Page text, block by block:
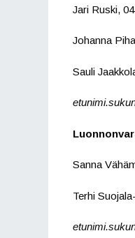
Jari Ruski,
Johanna
Sauli
Sanna
Terhi